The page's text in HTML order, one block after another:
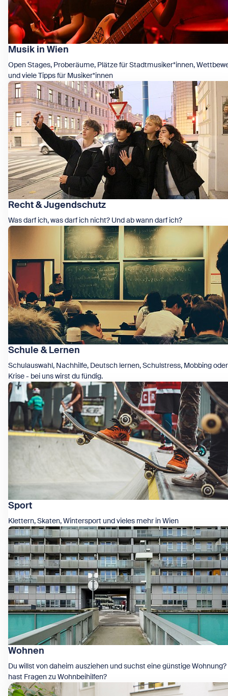
Musik in Wien
Open Stages, Proberäume, Plätze für Stadtmusiker*innen,
und viele Tipps für Musiker*innen
Zeige Musik in Wien
Recht & Jugendschutz
Was darf ich, was darf ich nicht? Und ab wann darf ich?
Zeige Recht & Jugendschutz
Schule & Lernen
Schulauswahl, Nachhilfe, Deutsch lernen, Schulstress, Mobbing oder
Krise - bei uns wirst du fündig.
Zeige Schule & Lernen
Sport
Klettern, Skaten, Wintersport und vieles mehr in Wien
Zeige Sport
Wohnen
Du willst von daheim ausziehen und suchst eine günstige Wohnung?
hast Fragen zu Wohnbeihilfen?
Zeige Wohnen